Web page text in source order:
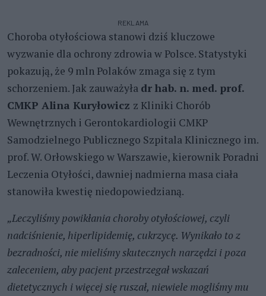
REKLAMA
Choroba otyłościowa stanowi dziś kluczowe
wyzwanie dla ochrony zdrowia w Polsce. Statystyki
pokazują, że 9 mln Polaków zmaga się z tym
schorzeniem. Jak zauważyła dr hab. n. med. prof.
CMKP Alina Kuryłowicz z Kliniki Chorób
Wewnętrznych i Gerontokardiologii CMKP
Samodzielnego Publicznego Szpitala Klinicznego im.
prof. W. Orłowskiego w Warszawie, kierownik Poradni
Leczenia Otyłości, dawniej nadmierna masa ciała
stanowiła kwestię niedopowiedzianą.
„Leczyliśmy powikłania choroby otyłościowej, czyli
nadciśnienie, hiperlipidemię, cukrzycę. Wynikało to z
bezradności, nie mieliśmy skutecznych narzędzi i poza
zaleceniem, aby pacjent przestrzegał wskazań
dietetycznych i więcej się ruszał, niewiele mogliśmy mu